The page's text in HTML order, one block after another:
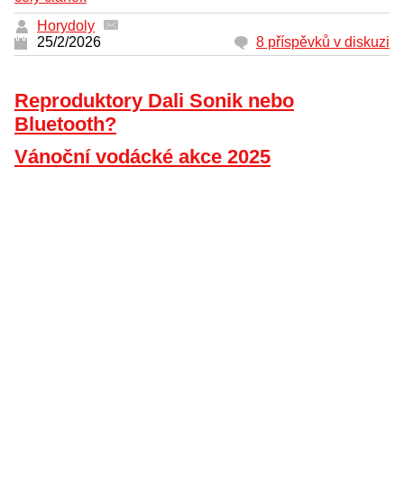
Horydoly
25/2/2026
8 příspěvků v diskuzi
Reproduktory Dali Sonik nebo
Bluetooth?
Vánoční vodácké akce 2025